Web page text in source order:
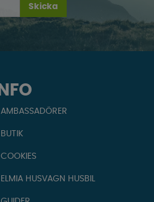
Skicka
INFO
AMBASSADÖRER
BUTIK
COOKIES
ELMIA HUSVAGN HUSBIL